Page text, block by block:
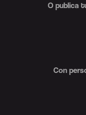
O publica
Con